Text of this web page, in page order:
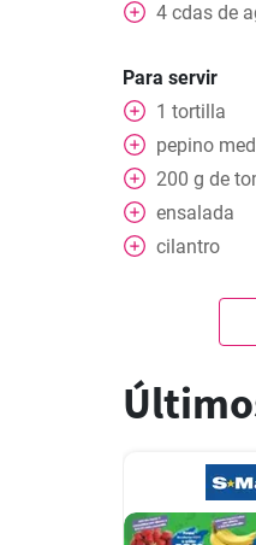
4 cdas de
Para servir
1 tortilla
pepino
200 g de
ensalada
cilantro